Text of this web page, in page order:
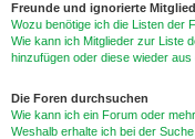
Freunde und ignorierte
Wozu benötige ich die Listen der
Wie kann ich Mitglieder zur Liste
hinzufügen oder diese wieder
Die Foren durchsuchen
Wie kann ich ein Forum oder
Weshalb erhalte ich bei der